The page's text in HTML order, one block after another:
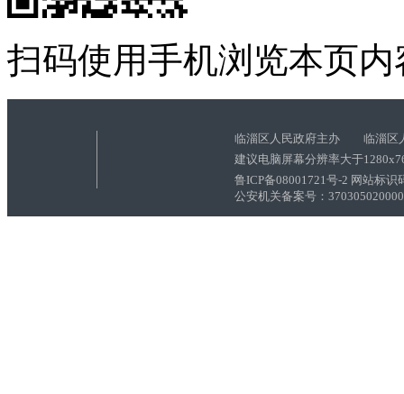
扫码使用手机浏览本页内
临淄区人民政府主办 临淄区
建议电脑屏幕分辨率大于
鲁ICP备08001721号-2 网站标识
公安机关备案号：